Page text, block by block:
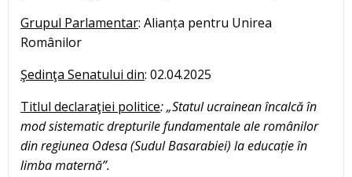
Grupul Parlamentar: Alianța pentru Unirea
Românilor
Şedinţa Senatului din: 02.04.2025
Titlul declaraţiei politice: „Statul ucrainean încalcă în
mod sistematic drepturile fundamentale ale românilor
din regiunea Odesa (Sudul Basarabiei) la educație în
limba maternă”.